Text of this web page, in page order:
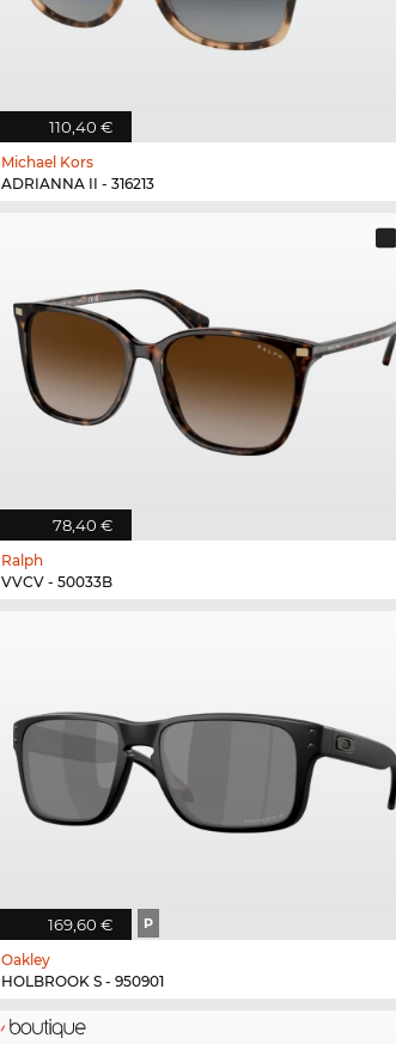
110,40 €
Michael Kors
ADRIANNA II - 316213
78,40 €
Ralph
VVCV - 50033B
169,60 € P
Oakley
HOLBROOK S - 950901